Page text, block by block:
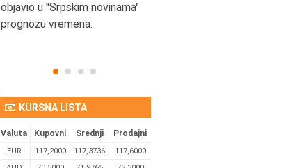
objavio u "Srpskim novinama"
prognozu vremena.
KURSNA LISTA
Valuta Kupovni Srednji Prodajni
EUR 117,2000 117,3736
117,6000